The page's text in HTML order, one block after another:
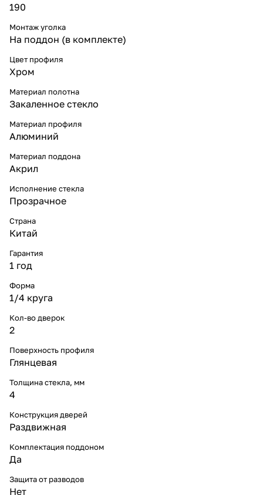
190
Монтаж уголка
На поддон (в комплекте)
Цвет профиля
Хром
Материал полотна
Закаленное стекло
Материал профиля
Алюминий
Материал поддона
Акрил
Исполнение стекла
Прозрачное
Страна
Китай
Гарантия
1 год
Форма
1/4 круга
Кол-во дверок
2
Поверхность профиля
Глянцевая
Толщина стекла, мм
4
Конструкция дверей
Раздвижная
Комплектация поддоном
Да
Защита от разводов
Нет